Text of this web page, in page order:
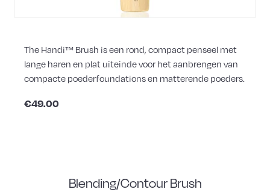
The Handi™ Brush is een rond, compact penseel met
lange haren en plat uiteinde voor het aanbrengen van
compacte poederfoundations en matterende poeders.
€49.00
Blending/Contour Brush